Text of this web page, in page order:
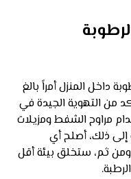
داخل المنزل أمراً بالغ
من التهوية الجيدة في
مراوح الشفط ومزيلات
إلى ذلك، أصلح أي
ومن ثم، ستخلق بيئة أقل